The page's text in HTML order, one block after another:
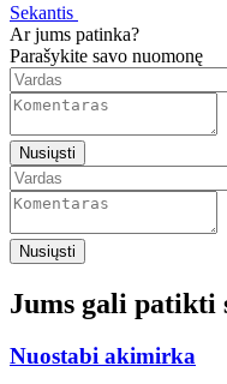
Sekantis
Ar jums patinka?
Parašykite savo nuomonę
Nusiųsti
Nusiųsti
Jums gali patikti
Nuostabi akimirka